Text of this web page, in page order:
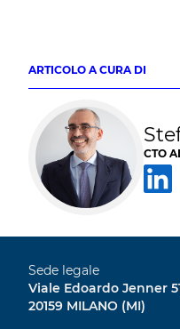
ARTICOLO A CURA DI
CTO
Sede legale
Viale Edoardo Jenner
20159 MILANO (MI)